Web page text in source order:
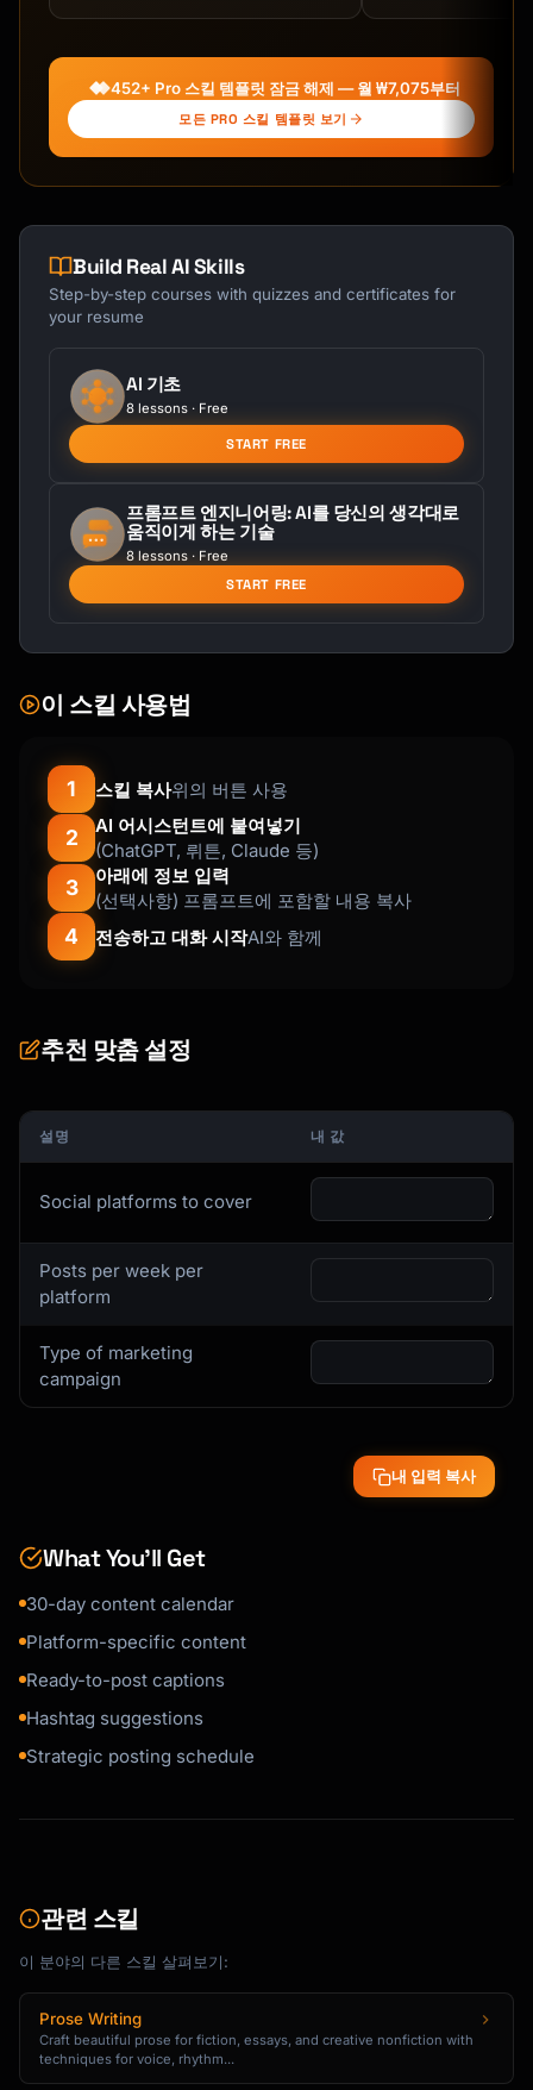
- 4 unique topic angles
- 3 format variations per topic
- Platform-specific adaptations
**Weekly Theme Structure:**
Week 1: [Theme A] - Focus on educating
Week 2: [Theme B] - Focus on engagement
Week 3: [Theme C] - Focus on entertainment
```
### Step 3: Platform Distribution
**Instagram:**
- 4-5 feed posts/week
- Daily Stories
- 2-3 Reels/week
- Mix: Carousel > Single > Reel
- Best: Tues-Thurs, 8-10am
- Mix: Personal story, insights, how-to
**X (Twitter):**
- 1-3 posts/day
- Threads for deep content
- Engage in replies 30 min/day
**TikTok:**
- 1-3 videos/day
- Hook in first 1 second
## Content Templates
```
HOOK: [Surprising stat or common mistake]
THE BREAKDOWN:
1. [Point one with detail]
2. [Point two with detail]
3. [Point three with detail]
CTA: [Save/share for later]
HOOK: [Relatable statement or question]
CONTEXT: [Brief setup - 1-2 lines]
[Clear, easy-to-answer question]
Option B: [Second choice]
Drop your answer below! 👇
### Story/Behind-the-Scenes Template
THE MOMENT: [Authentic glimpse]
452+ Pro 스킬 템플릿 잠금 해제 — 월 ₩7,075부터
모든 PRO 스킬 템플릿 보기
Build Real AI Skills
Step-by-step courses with quizzes and certificates for
your resume
AI 기초
8 lessons · Free
START FREE
프롬프트 엔지니어링: AI를 당신의 생각대로
움직이게 하는 기술
8 lessons · Free
START FREE
이 스킬 사용법
1 스킬 복사위의 버튼 사용
2
AI 어시스턴트에 붙여넣기
(ChatGPT, 뤼튼, Claude 등)
3
아래에 정보 입력
(선택사항) 프롬프트에 포함할 내용 복사
4 전송하고 대화 시작AI와 함께
추천 맞춤 설정
설명 내 값
Social platforms to cover
Posts per week per
platform
Type of marketing
campaign
내 입력 복사
What You’ll Get
30-day content calendar
Platform-specific content
Ready-to-post captions
Hashtag suggestions
Strategic posting schedule
관련 스킬
이 분야의 다른 스킬 살펴보기:
Prose Writing
Craft beautiful prose for fiction, essays, and creative nonfiction with
techniques for voice, rhythm...